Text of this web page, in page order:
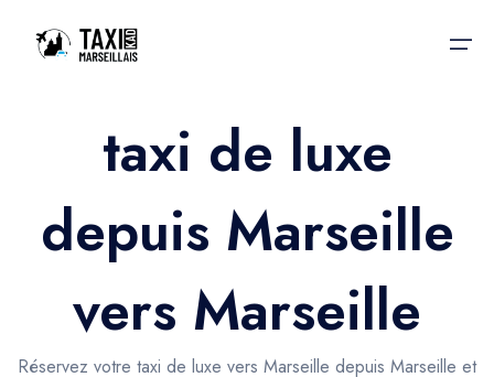
Accueil
Nos services
Nos services
Trajet Gare SNCF
Trajet Port croisière
Taxis aéroport
Réservation
taxi de luxe
depuis Marseille
vers Marseille
Réservez votre taxi de luxe vers Marseille depuis Marseille et